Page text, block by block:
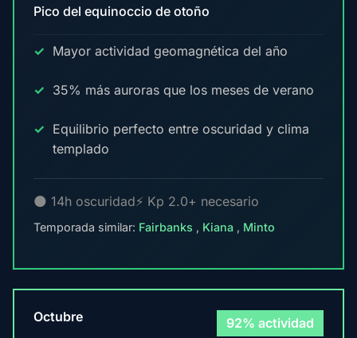
Pico del equinoccio de otoño
Mayor actividad geomagnética del año
35% más auroras que los meses de verano
Equilibrio perfecto entre oscuridad y clima
templado
🌑 14h oscuridad⚡ Kp 2.0+ necesario
Temporada similar: Fairbanks , Kiana , Minto
Octubre 92% actividad